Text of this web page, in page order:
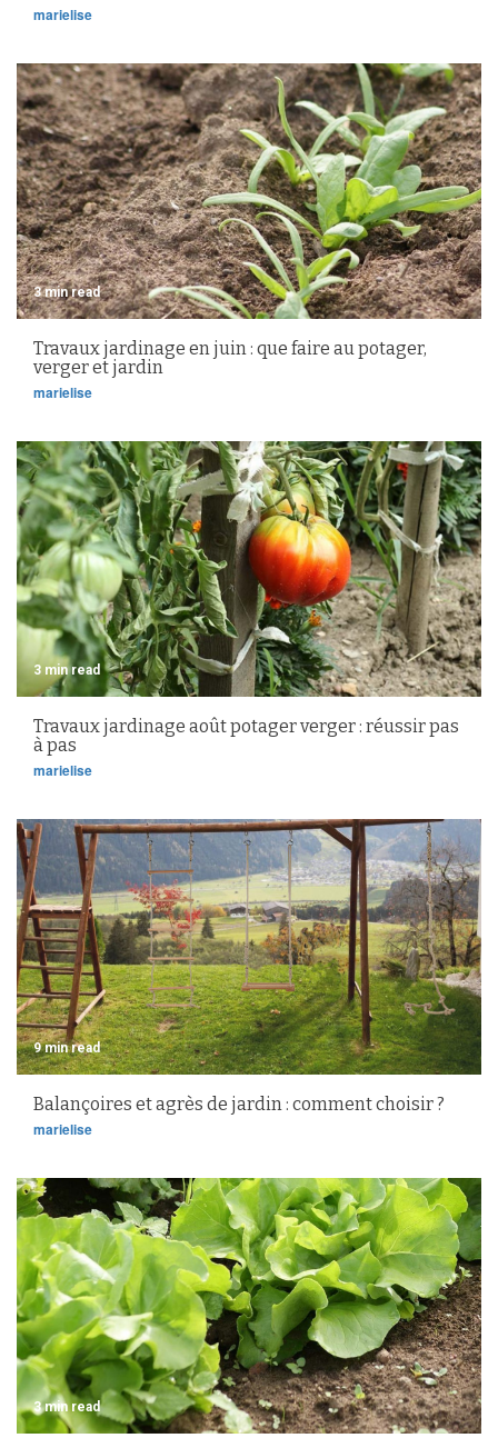
marielise
3 min read
Travaux jardinage en juin : que faire au potager,
verger et jardin
marielise
3 min read
Travaux jardinage août potager verger : réussir pas
à pas
marielise
9 min read
Balançoires et agrès de jardin : comment choisir ?
marielise
3 min read